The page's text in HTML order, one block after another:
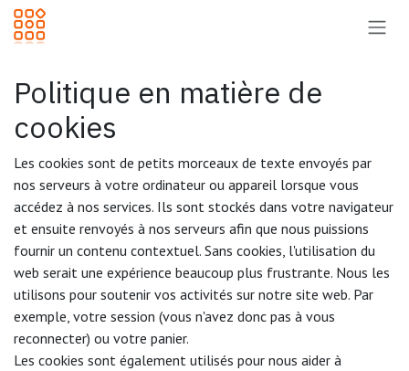
Se rendre au contenu
Politique en matière de
cookies
Les cookies sont de petits morceaux de texte envoyés par
nos serveurs à votre ordinateur ou appareil lorsque vous
accédez à nos services. Ils sont stockés dans votre navigateur
et ensuite renvoyés à nos serveurs afin que nous puissions
fournir un contenu contextuel. Sans cookies, l'utilisation du
web serait une expérience beaucoup plus frustrante. Nous les
utilisons pour soutenir vos activités sur notre site web. Par
exemple, votre session (vous n'avez donc pas à vous
reconnecter) ou votre panier.
Les cookies sont également utilisés pour nous aider à